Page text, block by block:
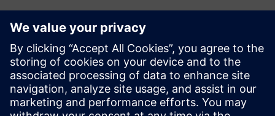
Istražite resurse i srodne
proizvode
Preduvjeti